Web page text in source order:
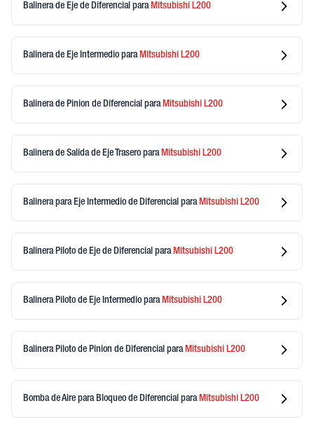
Balinera de Eje de Diferencial para Mitsubishi L200
Balinera de Eje Intermedio para Mitsubishi L200
Balinera de Pinion de Diferencial para Mitsubishi L200
Balinera de Salida de Eje Trasero para Mitsubishi L200
Balinera para Eje Intermedio de Diferencial para Mitsubishi L200
Balinera Piloto de Eje de Diferencial para Mitsubishi L200
Balinera Piloto de Eje Intermedio para Mitsubishi L200
Balinera Piloto de Pinion de Diferencial para Mitsubishi L200
Bomba de Aire para Bloqueo de Diferencial para Mitsubishi L200